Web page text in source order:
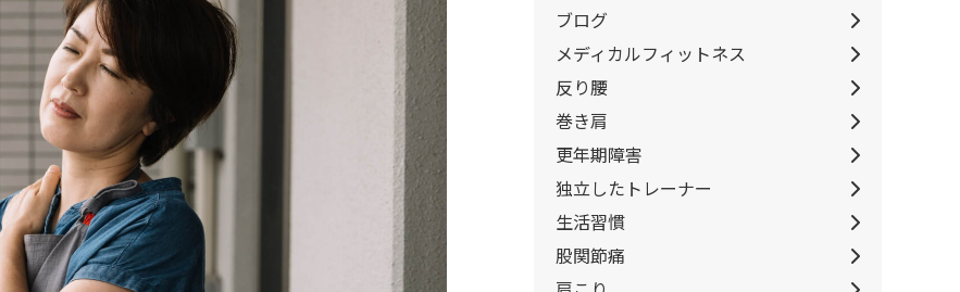
ブログ
メディカルフィットネス
反り腰
巻き肩
更年期障害
独立したトレーナー
生活習慣
股関節痛